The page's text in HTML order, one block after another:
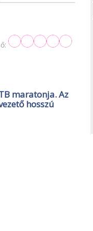
maratonja. Az
hosszú